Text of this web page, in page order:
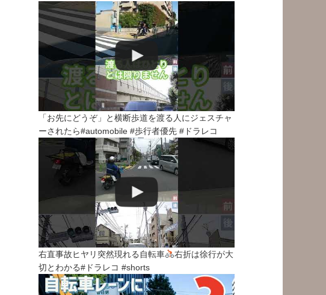
「お先にどうぞ」と横断歩道を渡る人にジェスチャ
ーされたら#automobile #歩行者優先 #ドラレコ
右直事故ヒヤリ突然現れる自転車
右折は徐行が大
切とわかる#ドラレコ #shorts